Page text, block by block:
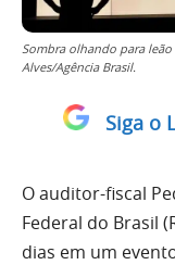
Sombra olhando para
Alves/Agência Brasil.
Siga o
O auditor-fiscal
Federal do Brasil
dias em um